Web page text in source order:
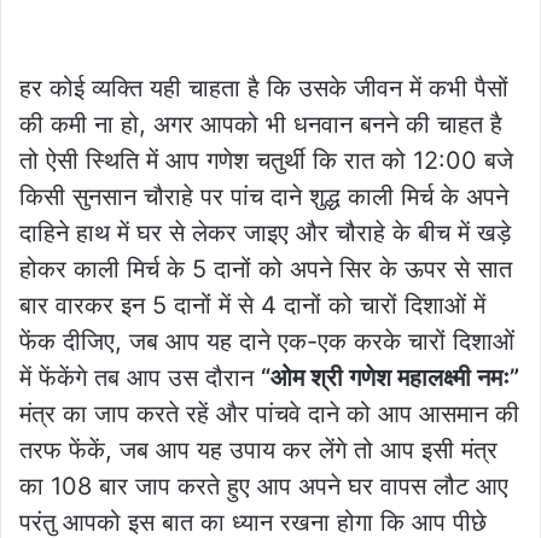
हर कोई व्यक्ति यही चाहता है कि उसके जीवन में कभी पैसों
की कमी ना हो, अगर आपको भी धनवान बनने की चाहत है
तो ऐसी स्थिति में आप गणेश चतुर्थी कि रात को 12:00 बजे
किसी सुनसान चौराहे पर पांच दाने शुद्ध काली मिर्च के अपने
दाहिने हाथ में घर से लेकर जाइए और चौराहे के बीच में खड़े
होकर काली मिर्च के 5 दानों को अपने सिर के ऊपर से सात
बार वारकर इन 5 दानों में से 4 दानों को चारों दिशाओं में
फेंक दीजिए, जब आप यह दाने एक-एक करके चारों दिशाओं
में फेंकेंगे तब आप उस दौरान “ओम श्री गणेश महालक्ष्मी नमः”
मंत्र का जाप करते रहें और पांचवे दाने को आप आसमान की
तरफ फेंकें, जब आप यह उपाय कर लेंगे तो आप इसी मंत्र
का 108 बार जाप करते हुए आप अपने घर वापस लौट आए
परंतु आपको इस बात का ध्यान रखना होगा कि आप पीछे